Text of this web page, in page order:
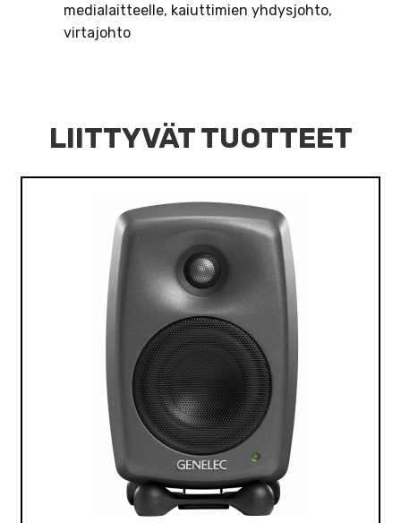
medialaitteelle, kaiuttimien yhdysjohto,
virtajohto
LIITTYVÄT TUOTTEET